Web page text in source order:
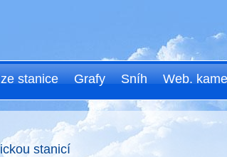
stanice Grafy Sníh Web.
stanicí